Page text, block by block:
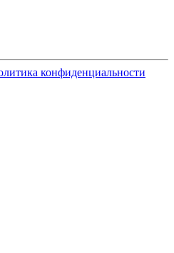
конфиденциальности